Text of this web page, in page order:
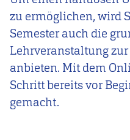
zu ermöglichen, wird
Semester auch die
Lehrveranstaltung
anbieten. Mit dem
Schritt bereits vor
gemacht.